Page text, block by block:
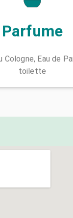
Parfume
Cologne, Eau de
toilette